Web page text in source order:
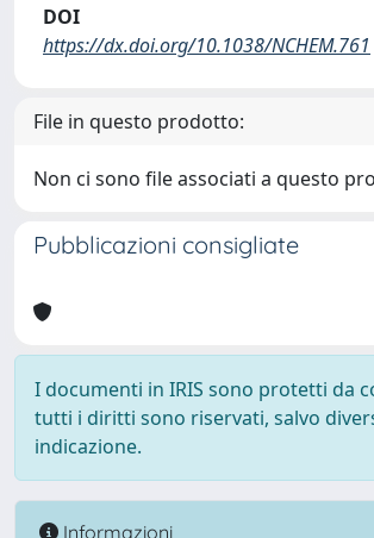
DOI
https://dx.doi.org/10.1038/NCHEM.761
File in questo prodotto:
Non ci sono file associati a questo
Pubblicazioni consigliate
I documenti in IRIS sono protetti da
tutti i diritti sono riservati, salvo
indicazione.
Informazioni